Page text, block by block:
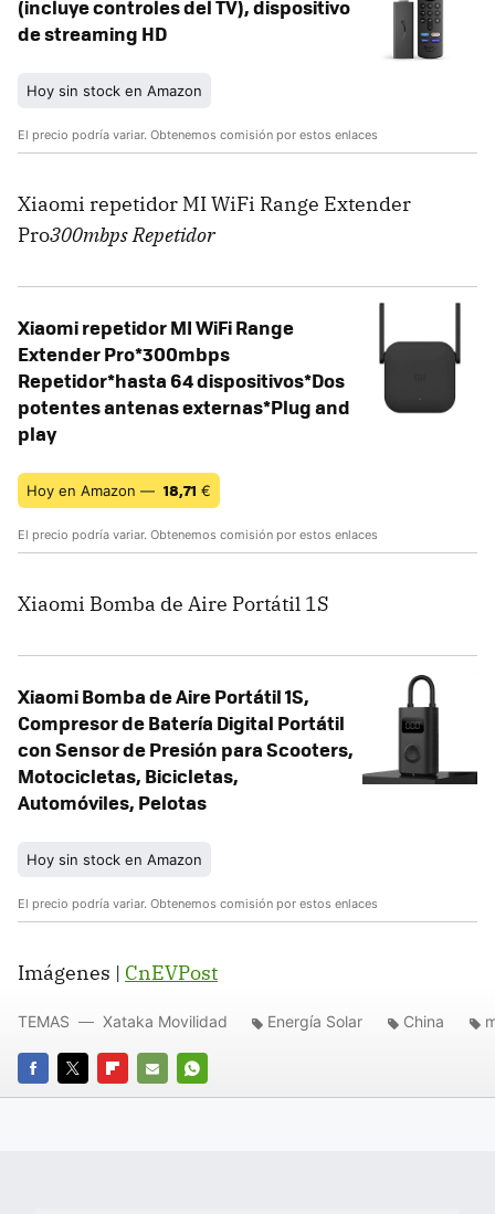
(incluye controles del TV), dispositivo
de streaming HD
Hoy sin stock en Amazon
El precio podría variar. Obtenemos comisión por estos enlaces
Xiaomi repetidor MI WiFi Range Extender
Pro300mbps Repetidor
Xiaomi repetidor MI WiFi Range
Extender Pro*300mbps
Repetidor*hasta 64 dispositivos*Dos
potentes antenas externas*Plug and
play
Hoy en Amazon — 18,71 €
El precio podría variar. Obtenemos comisión por estos enlaces
Xiaomi Bomba de Aire Portátil 1S
Xiaomi Bomba de Aire Portátil 1S,
Compresor de Batería Digital Portátil
con Sensor de Presión para Scooters,
Motocicletas, Bicicletas,
Automóviles, Pelotas
Hoy sin stock en Amazon
El precio podría variar. Obtenemos comisión por estos enlaces
Imágenes | CnEVPost
FACEBOOK
TWITTERFLIPBOARD
E-
WHATSAPP
TEMAS Xataka Movilidad Energía Solar China